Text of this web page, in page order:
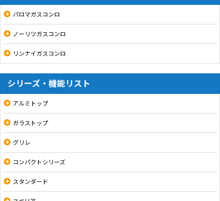
パロマガスコンロ
ノーリツガスコンロ
リンナイガスコンロ
シリーズ・機能リスト
アルミトップ
ガラストップ
グリレ
コンパクトシリーズ
スタンダード